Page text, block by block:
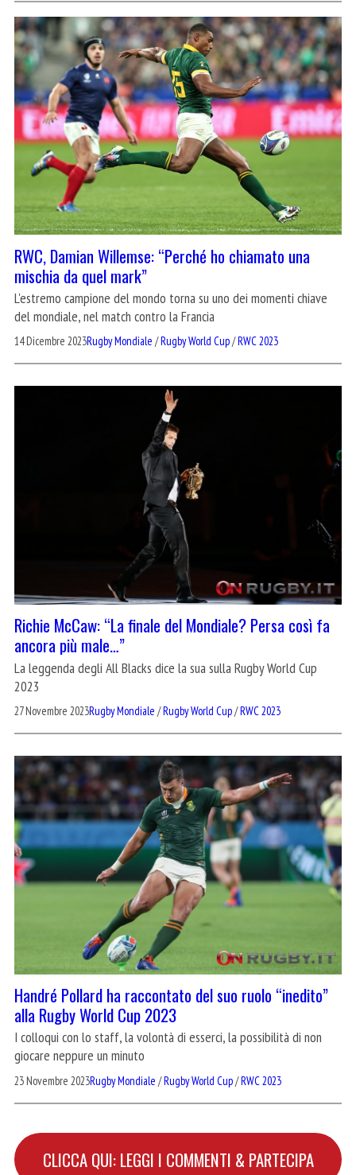
RWC, Damian Willemse: “Perché ho chiamato una
mischia da quel mark”
L'estremo campione del mondo torna su uno dei momenti chiave
del mondiale, nel match contro la Francia
14 Dicembre 2023Rugby Mondiale /Rugby World Cup/RWC 2023
Richie McCaw: “La finale del Mondiale? Persa così fa
ancora più male…”
La leggenda degli All Blacks dice la sua sulla Rugby World Cup
2023
27 Novembre 2023Rugby Mondiale /Rugby World Cup/RWC 2023
Handré Pollard ha raccontato del suo ruolo “inedito”
alla Rugby World Cup 2023
I colloqui con lo staff, la volontà di esserci, la possibilità di non
giocare neppure un minuto
23 Novembre 2023Rugby Mondiale /Rugby World Cup/RWC 2023
CLICCA QUI: LEGGI I COMMENTI & PARTECIPA